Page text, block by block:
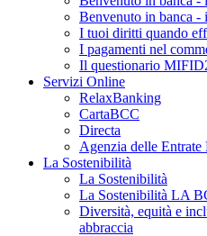
Benvenuto in banca -
I tuoi diritti quando
I pagamenti nel
Il questionario
Servizi Online
RelaxBanking
CartaBCC
Directa
Agenzia delle
La Sostenibilità
La Sostenibilità
La Sostenibilità LA
Diversità, equità e
abbraccia